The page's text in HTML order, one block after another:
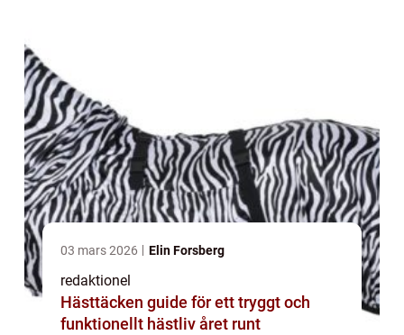
03 mars 2026 Elin Forsberg
redaktionel
Hästtäcken guide för ett tryggt och
funktionellt hästliv året runt